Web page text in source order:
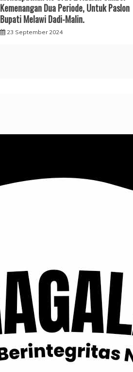
Kemenangan Dua Periode, Untuk Paslon
Bupati Melawi Dadi-Malin.
23 September 2024